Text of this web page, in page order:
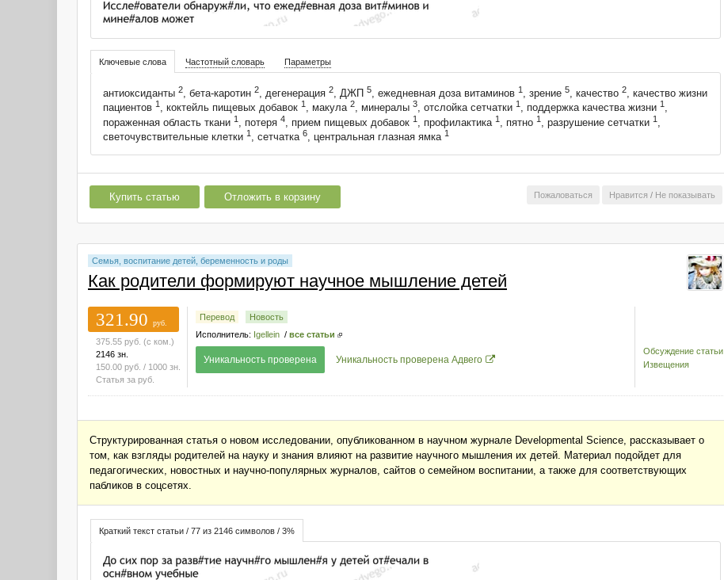
Ключевые слова Частотный словарь Параметры
антиоксиданты 2, бета-каротин 2, дегенерация 2, ДЖП 5, ежедневная доза витаминов 1, зрение 5, качество 2, качество жизни
пациентов 1 , коктейль пищевых добавок 1 , макула 2, минералы 3, отслойка сетчатки 1 , поддержка качества жизни 1 ,
пораженная область ткани 1, потеря 4, прием пищевых добавок 1, профилактика 1, пятно 1, разрушение сетчатки 1,
светочувствительные клетки 1, сетчатка 6, центральная глазная ямка 1
Нравится / Не показывать
Пожаловаться
Купить статью Отложить в корзину
Семья, воспитание детей, беременность и роды
Как родители формируют научное мышление детей
321.90
руб.
375.55 руб. (с ком.)
2146 зн.
150.00 руб. / 1000 зн.
Статья за руб.
Перевод
Новость
Исполнитель: Igellein / все статьи
Уникальность проверена Уникальность проверена Адвего
Обсуждение статьи
Извещения
Структурированная статья о новом исследовании, опубликованном в научном журнале Developmental Science, рассказывает о
том, как взгляды родителей на науку и знания влияют на развитие научного мышления их детей. Материал подойдет для
педагогических, новостных и научно-популярных журналов, сайтов о семейном воспитании, а также для соответствующих
пабликов в соцсетях.
Краткий текст статьи / 77 из 2146 символов / 3%